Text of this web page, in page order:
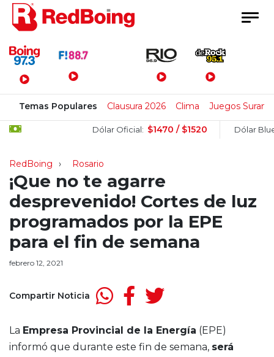
Menú Principal
Temas Populares Clausura 2026 Clima Juegos
Dólar Oficial: $1470 / $1520 Dólar Blue:
RedBoing Rosario
¡Que no te agarre
desprevenido! Cortes de luz
programados por la EPE
para el fin de semana
febrero 12, 2021
Compartir Noticia
La Empresa Provincial de la Energía (EPE)
informó que durante este fin de semana, será